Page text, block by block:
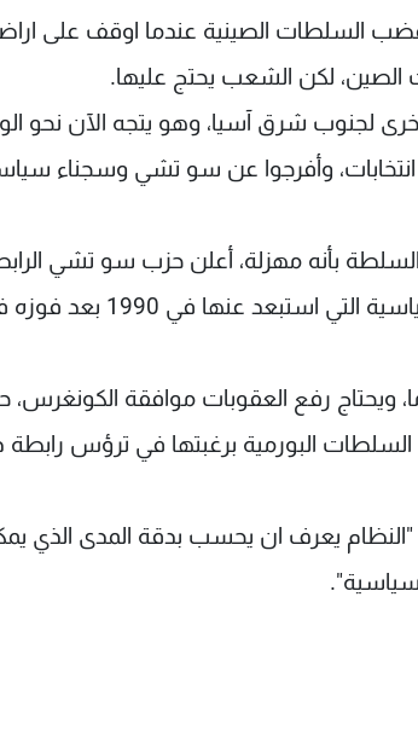
وأغضب السلطات الصينية عندما اوقف على
الصين، لكن الشعب يحتج عليها.
لجنوب شرق آسيا، وهو يتجه الآن نحو
وأفرجوا عن سو تشي وسجناء
بأنه مهزلة، أعلن حزب سو تشي
الوطنية من أجل الديموقراطية انه يوافق على دخول اللعبة السياسية التي استبعد
ويحتاج رفع العقوبات موافقة الكونغرس،
البورمية برغبتها في ترؤس
يعرف ان يحسب بدقة المدى الذي